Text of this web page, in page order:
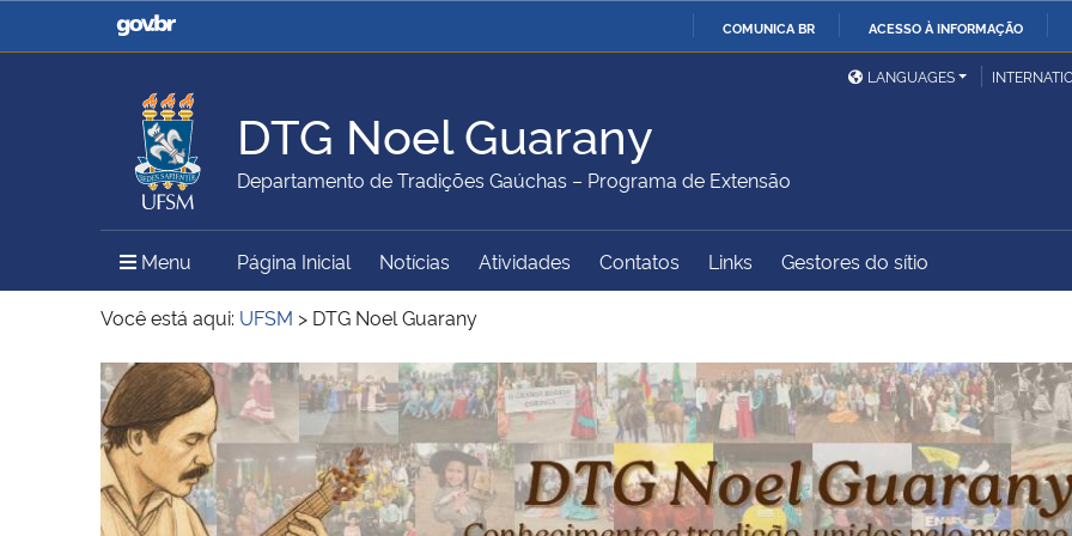
COMUNICA BR ACESSO À INFORMAÇÃO
Casa Civil
Ministério da Justiça e
Ministério da Defesa
Ministério das Relações
Exteriores
Ministério da Agricultura,
Pecuária e Abastecimento
Ministério da Educação Ministério da Cidadania
Ministério do Meio Ambiente Ministério do Turismo
Ministério do
Controladoria-Geral da
Secretaria de Governo
Gabinete de Segurança
Institucional
Advocacia-Geral da União Banco Central do Brasil
LANGUAGES
DTG Noel Guarany
Departamento de Tradições Gaúchas – Programa de Extensão
Menu Menu Principal do Sítio
Página Inicial Notícias Atividades Contatos Links Gestores do sítio
Você está aqui: UFSM > DTG Noel Guarany
Início do conteúdo